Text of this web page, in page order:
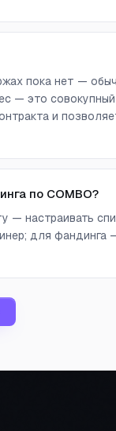
пока нет —
— это
и
по COMBO?
— настраивать
для фандинга